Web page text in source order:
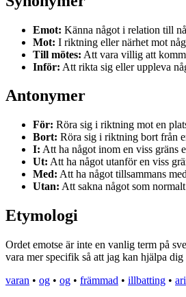
Emot: Känna något i relation till
Mot: I riktning eller närhet mot
Till mötes: Att vara villig att
Inför: Att rikta sig eller uppleva
Antonymer
För: Röra sig i riktning mot en
Bort: Röra sig i riktning bort från
I: Att ha något inom en viss gräns
Ut: Att ha något utanför en viss
Med: Att ha något tillsammans
Utan: Att sakna något som
Etymologi
Ordet emotse är inte en vanlig term på
vara mer specifik så att jag kan hjälpa dig
varan • og • og • främmad • illbatting •